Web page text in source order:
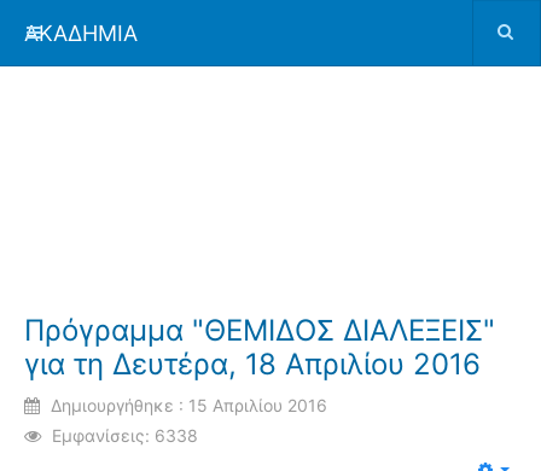
ΑΚΑΔΗΜΙΑ
Πρόγραμμα "ΘΕΜΙΔΟΣ ΔΙΑΛΕΞΕΙΣ"
για τη Δευτέρα, 18 Απριλίου 2016
Δημιουργήθηκε : 15 Απριλίου 2016
Εμφανίσεις: 6338